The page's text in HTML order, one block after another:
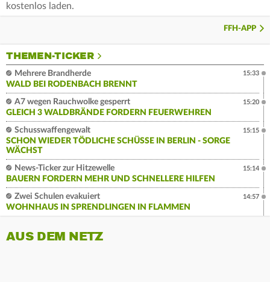
kostenlos laden.
FFH-APP
THEMEN-TICKER
Mehrere Brandherde
WALD BEI RODENBACH BRENNT
15:33
A7 wegen Rauchwolke gesperrt
GLEICH 3 WALDBRÄNDE FORDERN FEUERWEHREN
15:20
Schusswaffengewalt
SCHON WIEDER TÖDLICHE SCHÜSSE IN BERLIN - SORGE
WÄCHST
15:15
News-Ticker zur Hitzewelle
BAUERN FORDERN MEHR UND SCHNELLERE HILFEN
15:14
Zwei Schulen evakuiert
WOHNHAUS IN SPRENDLINGEN IN FLAMMEN
14:57
AUS DEM NETZ